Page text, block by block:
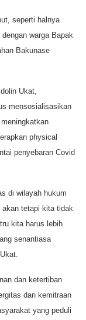
seperti halnya
warga Bapak
Bakunase
Ukat,
mensosialisasikan
physical
penyebaran Covid
di wilayah hukum
akan tetapi kita tidak
kita harus lebih
senantiasa
dan ketertiban
dan kemitraan
yang peduli